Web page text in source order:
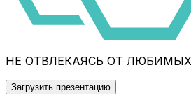
НЕ ОТВЛЕКАЯСЬ ОТ
Загрузить презентацию